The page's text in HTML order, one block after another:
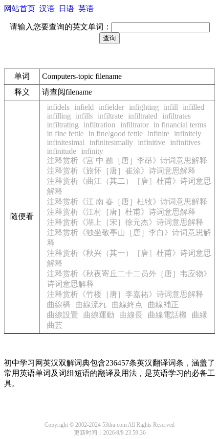
网站首页 汉语 日语 英语
请输入您要查询的英文单词：
单词
Computers-topic filename
释义
请查阅filename
随便看
infidels infield infielder infighting infill
infilled
infilling
infills infiltrate infiltrated
infiltrates
infiltrating
infiltration infiltrator
in financial terms
in fine fettle
in fine/good fettle infinite
infinitely
infinitesimal
infinitesimally infinitive
infinitives
infinitude
infinity
注释赏析《宫 中 题［唐］李昂》诗词意思解释
注释赏析《旅怀［唐］崔涂》诗词意思解释
注释赏析《曲江（其二）［唐］杜甫》诗词意思
解释
注释赏析《江 南 春［唐］杜牧》诗词意思解释
注释赏析《江村［唐］杜甫》诗词意思解释
注释赏析《湖上［宋］徐元杰》诗词意思解释
注释赏析《独坐敬亭山［唐］李白》诗词意思解
释
注释赏析《秋兴（其一）［唐］杜甫》诗词意思
解释
注释赏析《秋夜寄丘二十二员外［唐］韦应物》
诗词意思解释
注释赏析《竹楼［唐］李嘉祐》诗词意思解释
曲線橋
曲線流れ 曲線終点
曲線補正
曲線設置
曲線運動 曲線長 曲線電話機
曲縁
曲芸
初中学习网英汉双解词典包含236457条英汉翻译词条，涵盖了
常用英语单词及词组短语的翻译及用法，是英语学习的必备工
具。
Copyright © 2002-2024 53thu.com All Rights Reserved
更新时间：2026/8/8 23:59:36